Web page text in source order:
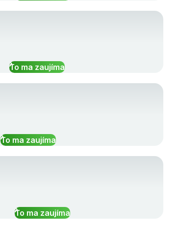
To ma zaujíma
To ma zaujíma
To ma zaujíma